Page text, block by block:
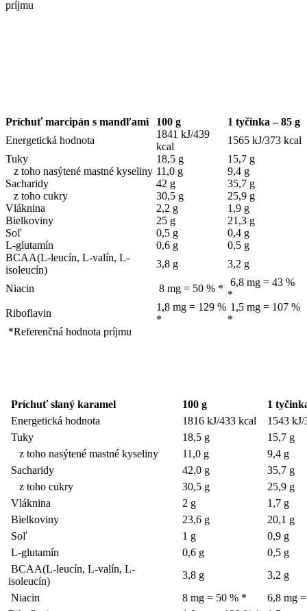
príjmu
Príchuť marcipán s mandľami 100 g
1 tyčinka – 85 g
Energetická hodnota
1841 kJ/439
kcal
1565 kJ/373 kcal
Tuky
18,5 g
15,7 g
z toho nasýtené mastné kyseliny 11,0 g
9,4 g
Sacharidy
42 g
35,7 g
z toho cukry
30,5 g
25,9 g
Vláknina
2,2 g
1,9 g
Bielkoviny
25 g
21,3 g
Soľ
0,5 g
0,4 g
L-glutamín
0,6 g
0,5 g
BCAA(L-leucín, L-valín, L-
isoleucín)
3,8 g 3,2 g
Niacin 8 mg = 50 % *
6,8 mg = 43 %
*
Riboflavin
1,8 mg = 129 %
*
1,5 mg = 107 %
*
*Referenčná hodnota príjmu
Príchuť slaný karamel 100 g
1
Energetická hodnota
1816 kJ/433 kcal
1543
Tuky
18,5 g
15,7 g
z toho nasýtené mastné kyseliny
11,0 g
9,4 g
Sacharidy
42,0 g
35,7 g
z toho cukry
30,5 g
25,9 g
Vláknina
2 g
1,7 g
Bielkoviny
23,6 g
20,1 g
Soľ
1 g
0,9 g
L-glutamín
0,6 g
0,5 g
BCAA(L-leucín, L-valín, L-
isoleucín)
3,8 g
3,2 g
Niacin
8 mg = 50 % *
6,8 mg